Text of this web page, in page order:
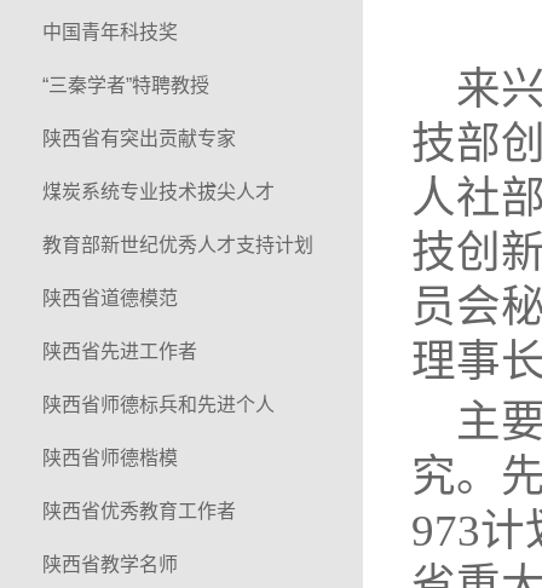
中国青年科技奖
“三秦学者”特聘教授
陕西省有突出贡献专家
煤炭系统专业技术拔尖人才
教育部新世纪优秀人才支持计划
陕西省道德模范
陕西省先进工作者
陕西省师德标兵和先进个人
陕西省师德楷模
陕西省优秀教育工作者
陕西省教学名师
来
技部
人社
技创
员会
理事
主
究。
973计